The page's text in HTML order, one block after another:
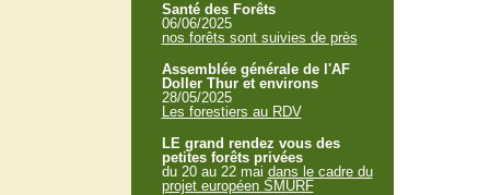
Santé des Forêts
06/06/2025
nos forêts sont suivies de près
Assemblée générale de l'AF
Doller Thur et environs
28/05/2025
Les forestiers au RDV
LE grand rendez vous des
petites forêts privées
du 20 au 22 mai dans le cadre du
projet européen SMURF